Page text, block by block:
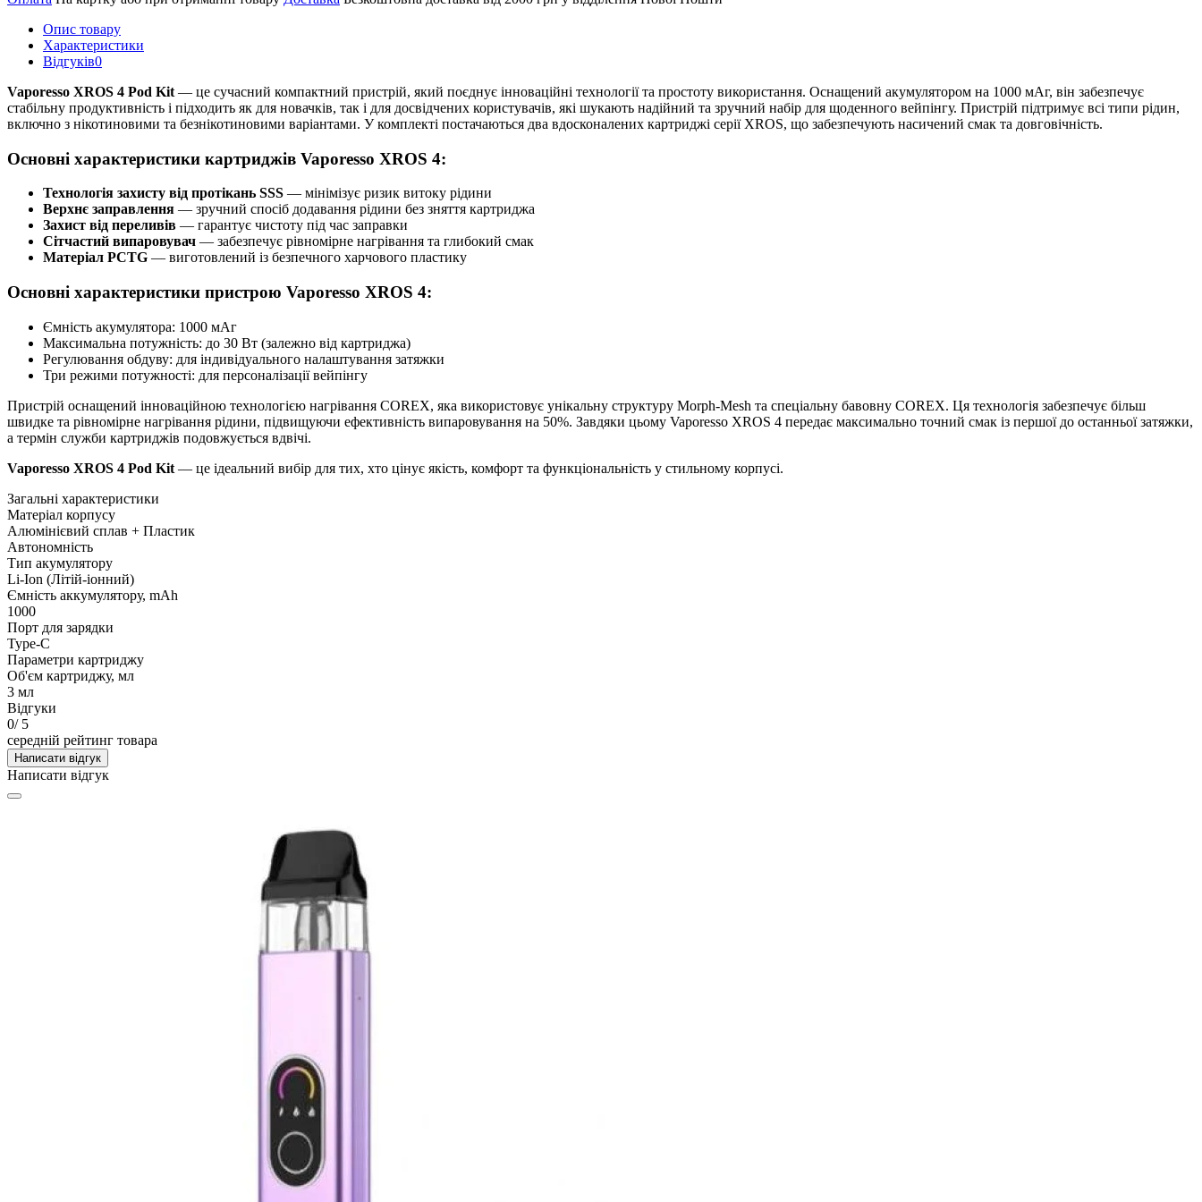
Опис товару
Характеристики
Відгуків0
Vaporesso XROS 4 Pod Kit — це сучасний компактний пристрій, який поєднує інноваційні технології та простоту використання. Оснащений акумулятором на 1000 мАг, він забезпечує
стабільну продуктивність і підходить як для новачків, так і для досвідчених користувачів, які шукають надійний та зручний набір для щоденного вейпінгу. Пристрій підтримує всі типи рідин,
включно з нікотиновими та безнікотиновими варіантами. У комплекті постачаються два вдосконалених картриджі серії XROS, що забезпечують насичений смак та довговічність.
Основні характеристики картриджів Vaporesso XROS 4:
Технологія захисту від протікань SSS — мінімізує ризик витоку рідини
Верхнє заправлення — зручний спосіб додавання рідини без зняття картриджа
Захист від переливів — гарантує чистоту під час заправки
Сітчастий випаровувач — забезпечує рівномірне нагрівання та глибокий смак
Матеріал PCTG — виготовлений із безпечного харчового пластику
Основні характеристики пристрою Vaporesso XROS 4:
Ємність акумулятора: 1000 мАг
Максимальна потужність: до 30 Вт (залежно від картриджа)
Регулювання обдуву: для індивідуального налаштування затяжки
Три режими потужності: для персоналізації вейпінгу
Пристрій оснащений інноваційною технологією нагрівання COREX, яка використовує унікальну структуру Morph-Mesh та спеціальну бавовну COREX. Ця технологія забезпечує більш
швидке та рівномірне нагрівання рідини, підвищуючи ефективність випаровування на 50%. Завдяки цьому Vaporesso XROS 4 передає максимально точний смак із першої до останньої затяжки,
а термін служби картриджів подовжується вдвічі.
Vaporesso XROS 4 Pod Kit — це ідеальний вибір для тих, хто цінує якість, комфорт та функціональність у стильному корпусі.
Загальні характеристики
Матеріал корпусу
Алюмінієвий сплав + Пластик
Автономність
Тип акумулятору
Li-Ion (Літій-іонний)
Ємність аккумулятору, mAh
1000
Порт для зарядки
Type-C
Параметри картриджу
Об'єм картриджу, мл
3 мл
Відгуки
0/ 5
середній рейтинг товара
Написати відгук
Написати відгук